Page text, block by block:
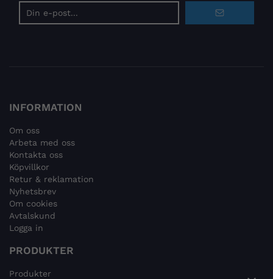
INFORMATION
Om oss
Arbeta med oss
Kontakta oss
Köpvillkor
Retur & reklamation
Nyhetsbrev
Om cookies
Avtalskund
Logga in
PRODUKTER
Produkter